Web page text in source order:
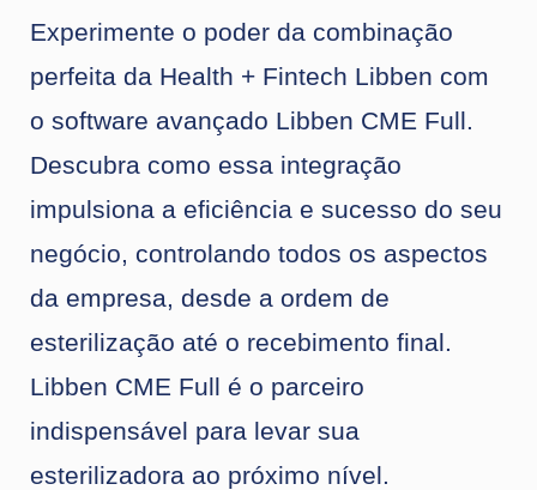
Experimente o poder da combinação
perfeita da Health + Fintech Libben com
o software avançado Libben CME Full.
Descubra como essa integração
impulsiona a eficiência e sucesso do seu
negócio, controlando todos os aspectos
da empresa, desde a ordem de
esterilização até o recebimento final.
Libben CME Full é o parceiro
indispensável para levar sua
esterilizadora ao próximo nível.